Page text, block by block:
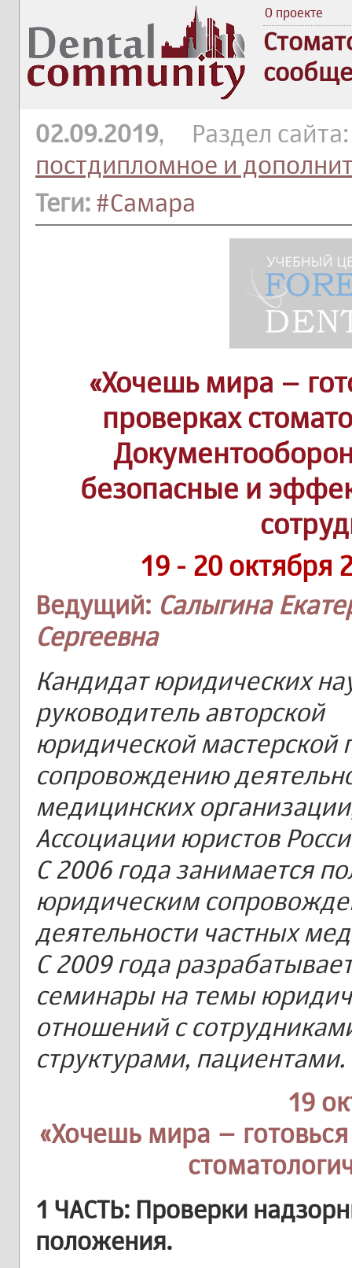
О проекте
02.09.2019, Раздел
постдипломное и
Теги: #Самара
«Хочешь мира –
проверках
безопасные и
19 - 20 октября
Ведущий: Салыгина
Сергеевна
Кандидат юридических
руководитель авторской
юридической мастерской
сопровождению
медицинских
Ассоциации юристов
С 2006 года занимается
юридическим
деятельности частных
С 2009 года
семинары на темы
отношений с
структурами, пациентами.
19
«Хочешь мира –
1 ЧАСТЬ: Проверки
положения.